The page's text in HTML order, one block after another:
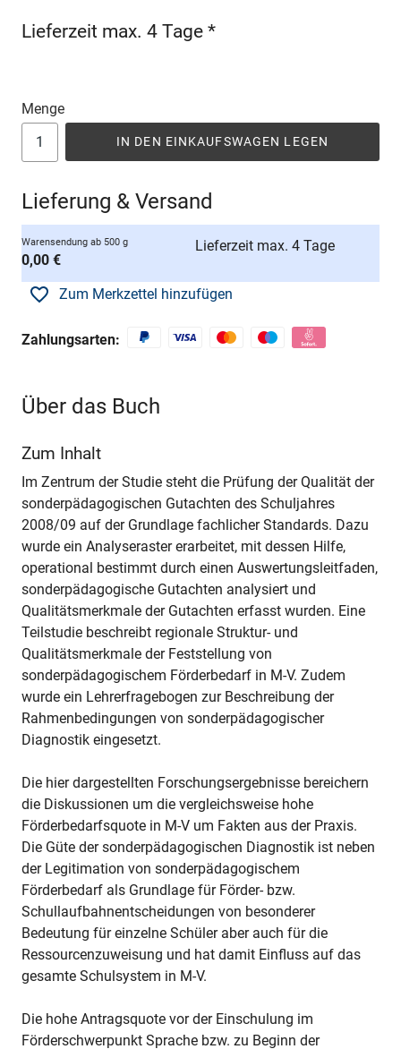
Lieferzeit max. 4 Tage *
Menge
IN DEN EINKAUFSWAGEN LEGEN
Lieferung & Versand
Warensendung ab 500 g
0,00 €
Lieferzeit max. 4 Tage
Zum Merkzettel hinzufügen
Zahlungsarten:
Über das Buch
Zum Inhalt
Im Zentrum der Studie steht die Prüfung der Qualität der
sonderpädagogischen Gutachten des Schuljahres
2008/09 auf der Grundlage fachlicher Standards. Dazu
wurde ein Analyseraster erarbeitet, mit dessen Hilfe,
operational bestimmt durch einen Auswertungsleitfaden,
sonderpädagogische Gutachten analysiert und
Qualitätsmerkmale der Gutachten erfasst wurden. Eine
Teilstudie beschreibt regionale Struktur- und
Qualitätsmerkmale der Feststellung von
sonderpädagogischem Förderbedarf in M-V. Zudem
wurde ein Lehrerfragebogen zur Beschreibung der
Rahmenbedingungen von sonderpädagogischer
Diagnostik eingesetzt.
Die hier dargestellten Forschungsergebnisse bereichern
die Diskussionen um die vergleichsweise hohe
Förderbedarfsquote in M-V um Fakten aus der Praxis.
Die Güte der sonderpädagogischen Diagnostik ist neben
der Legitimation von sonderpädagogischem
Förderbedarf als Grundlage für Förder- bzw.
Schullaufbahnentscheidungen von besonderer
Bedeutung für einzelne Schüler aber auch für die
Ressourcenzuweisung und hat damit Einfluss auf das
gesamte Schulsystem in M-V.
Die hohe Antragsquote vor der Einschulung im
Förderschwerpunkt Sprache bzw. zu Beginn der